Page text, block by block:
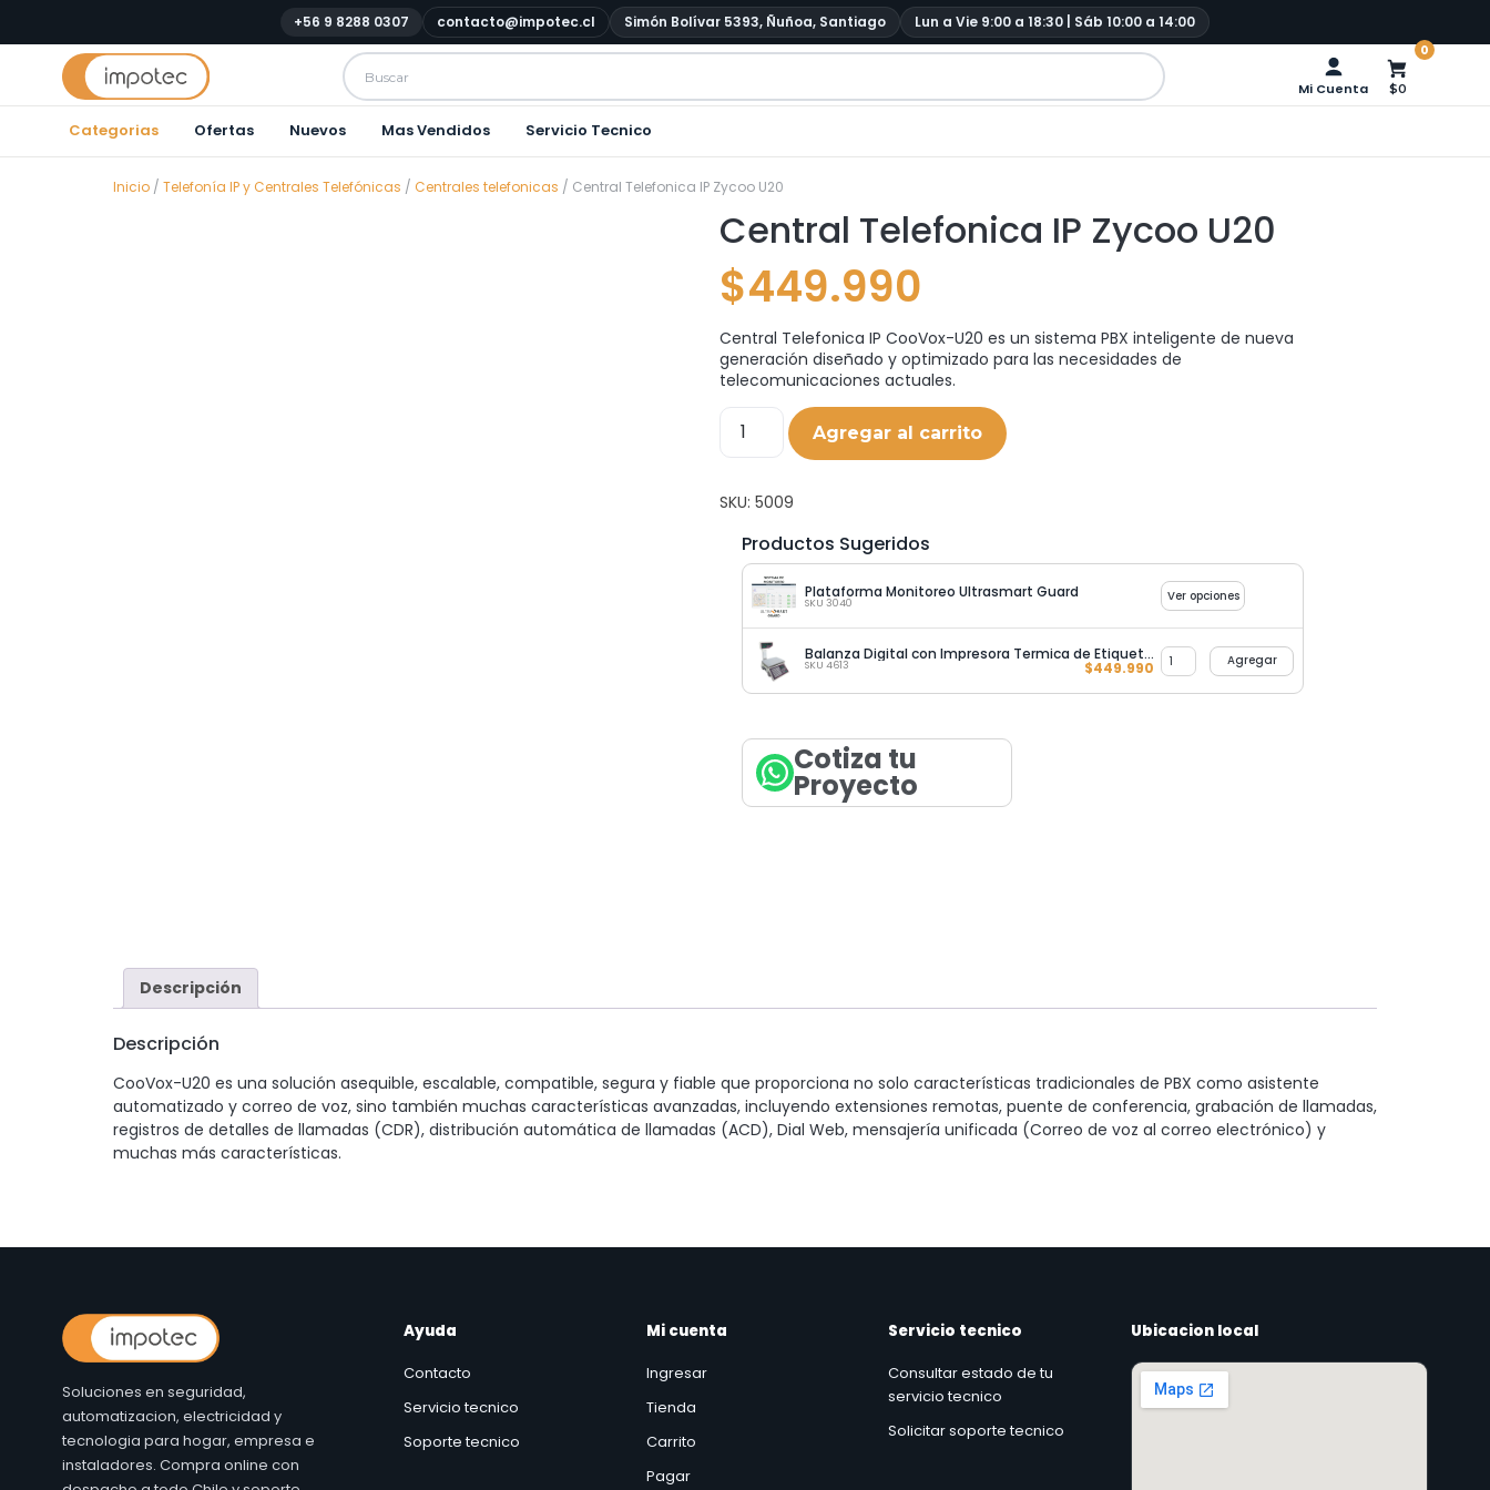
+56 9 8288 0307 contacto@impotec.cl Simón Bolívar 5393, Ñuñoa, Santiago Lun a Vie 9:00 a 18:30 | Sáb 10:00 a 14:00
Mi Cuenta
0
$0
Categorias Ofertas Nuevos Mas Vendidos Servicio Tecnico
Inicio / Telefonía IP y Centrales Telefónicas / Centrales telefonicas / Central Telefonica IP Zycoo U20
Central Telefonica IP Zycoo U20
$449.990
Central Telefonica IP CooVox-U20 es un sistema PBX inteligente de nueva
generación diseñado y optimizado para las necesidades de
telecomunicaciones actuales.
Agregar al carrito
SKU:5009
Productos Sugeridos
Plataforma Monitoreo Ultrasmart Guard
SKU 3040 Ver opciones
Balanza Digital con Impresora Termica de Etiquetas Codigo Barra
SKU 4613 $449.990 Agregar
Cotiza tu
Proyecto
Descripción
Descripción
CooVox-U20 es una solución asequible, escalable, compatible, segura y fiable que proporciona no solo características tradicionales de PBX como asistente
automatizado y correo de voz, sino también muchas características avanzadas, incluyendo extensiones remotas, puente de conferencia, grabación de llamadas,
registros de detalles de llamadas (CDR), distribución automática de llamadas (ACD), Dial Web, mensajería unificada (Correo de voz al correo electrónico) y
muchas más características.
Soluciones en seguridad,
automatizacion, electricidad y
tecnologia para hogar, empresa e
instaladores. Compra online con
Ayuda
Contacto
Servicio tecnico
Soporte tecnico
Mi cuenta
Ingresar
Tienda
Carrito
Pagar
Servicio tecnico
Consultar estado de tu
servicio tecnico
Solicitar soporte tecnico
Ubicacion local